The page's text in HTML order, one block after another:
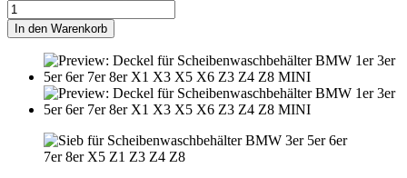
In den Warenkorb